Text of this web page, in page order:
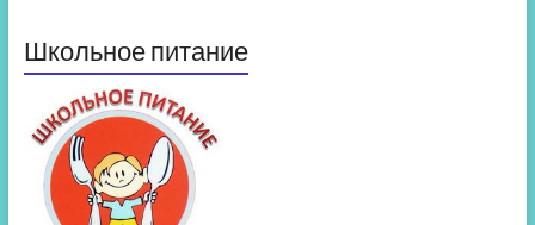
Школьное питание